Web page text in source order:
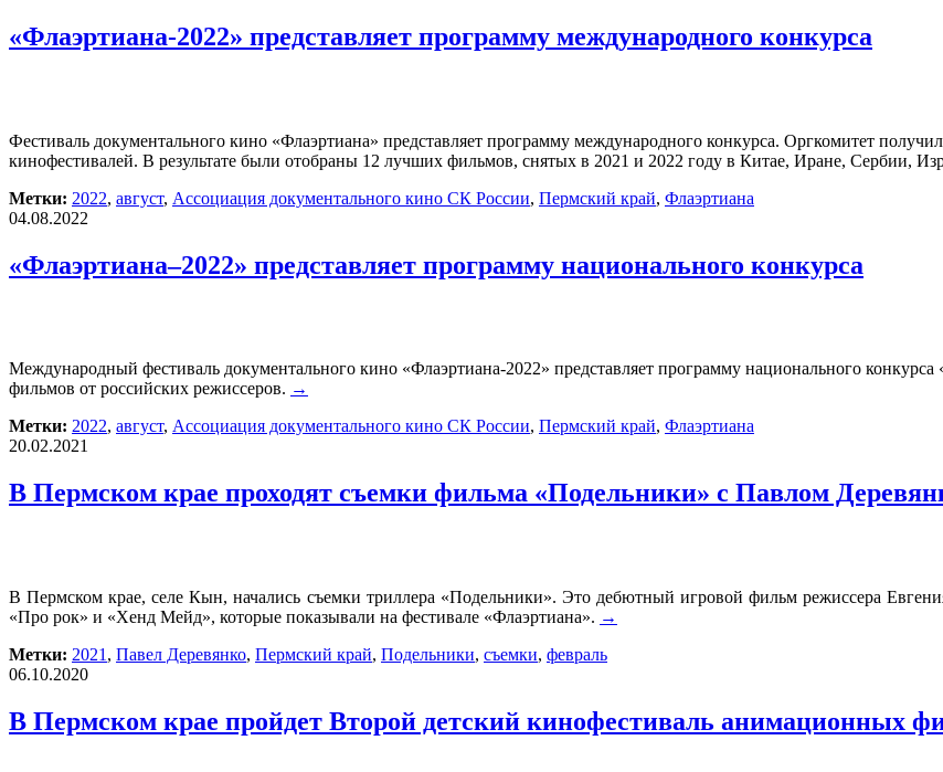
«Флаэртиана-2022» представляет программу международного конкурса
Фестиваль документального кино «Флаэртиана» представляет программу международного конкурса. Оргкомитет
кинофестивалей. В результате были отобраны 12 лучших фильмов, снятых в 2021 и 2022 году в Китае, Иране, Сербии,
Метки: 2022, август, Ассоциация документального кино СК России, Пермский край, Флаэртиана
04.08.2022
«Флаэртиана–2022» представляет программу национального конкурса
Международный фестиваль документального кино «Флаэртиана-2022» представляет программу национального
фильмов от российских режиссеров. →
Метки: 2022, август, Ассоциация документального кино СК России, Пермский край, Флаэртиана
20.02.2021
В Пермском крае проходят съемки фильма «Подельники» с Павлом
В Пермском крае, селе Кын, начались съемки триллера «Подельники». Это дебютный игровой фильм режиссера
«Про рок» и «Хенд Мейд», которые показывали на фестивале «Флаэртиана». →
Метки: 2021 , Павел Деревянко, Пермский край, Подельники, съемки, февраль
06.10.2020
В Пермском крае пройдет Второй детский кинофестиваль анимационных